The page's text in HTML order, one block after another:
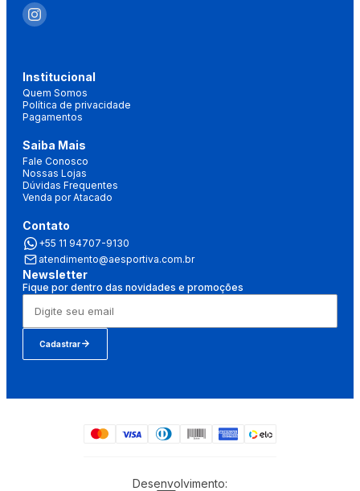
Institucional
Quem Somos
Política de privacidade
Pagamentos
Saiba Mais
Fale Conosco
Nossas Lojas
Dúvidas Frequentes
Venda por Atacado
Contato
+55 11 94707-9130
atendimento@aesportiva.com.br
Newsletter
Fique por dentro das novidades e promoções
Cadastrar
Desenvolvimento: